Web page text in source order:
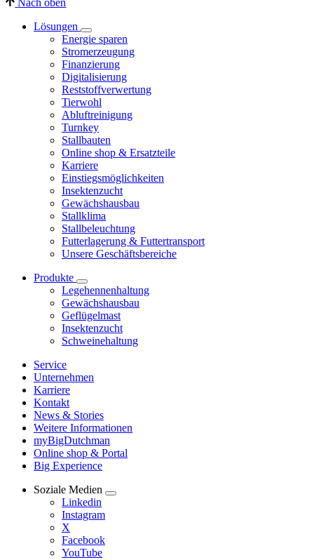
Nach oben
Lösungen
Energie sparen
Stromerzeugung
Finanzierung
Digitalisierung
Reststoffverwertung
Tierwohl
Abluftreinigung
Turnkey
Stallbauten
Online shop & Ersatzteile
Karriere
Einstiegsmöglichkeiten
Insektenzucht
Gewächshausbau
Stallklima
Stallbeleuchtung
Futterlagerung & Futtertransport
Unsere Geschäftsbereiche
Produkte
Legehennenhaltung
Gewächshausbau
Geflügelmast
Insektenzucht
Schweinehaltung
Service
Unternehmen
Karriere
Kontakt
News & Stories
Weitere Informationen
myBigDutchman
Online shop & Portal
Big Experience
Soziale Medien
Linkedin
Instagram
X
Facebook
YouTube